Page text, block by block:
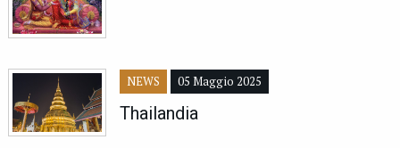
NEWS 05 Maggio 2025
Thailandia